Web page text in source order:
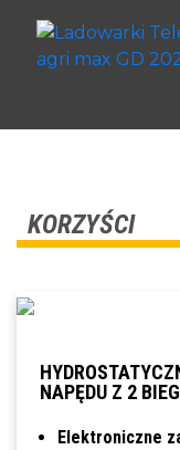
KORZYŚCI
NAPĘDU Z 2
Elektroniczne